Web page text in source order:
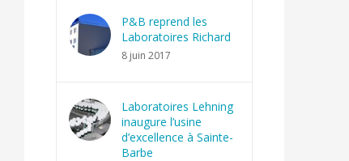
P&B reprend les
Laboratoires Richard
8 juin 2017
Laboratoires Lehning
inaugure l’usine
d’excellence à Sainte-
Barbe